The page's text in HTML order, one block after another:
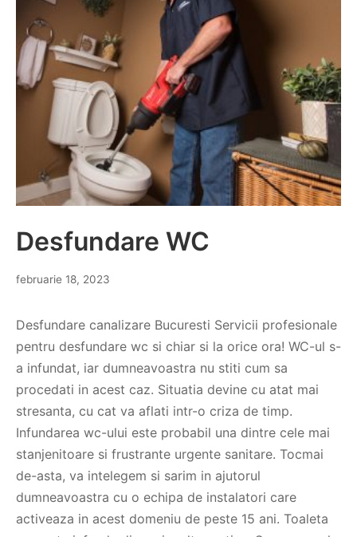
Desfundare WC
februarie 18, 2023
Desfundare canalizare Bucuresti Servicii profesionale
pentru desfundare wc si chiar si la orice ora! WC-ul s-
a infundat, iar dumneavoastra nu stiti cum sa
procedati in acest caz. Situatia devine cu atat mai
stresanta, cu cat va aflati intr-o criza de timp.
Infundarea wc-ului este probabil una dintre cele mai
stanjenitoare si frustrante urgente sanitare. Tocmai
de-asta, va intelegem si sarim in ajutorul
dumneavoastra cu o echipa de instalatori care
activeaza in acest domeniu de peste 15 ani. Toaleta